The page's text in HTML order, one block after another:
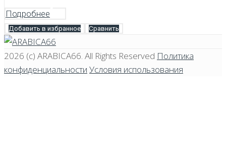
Подробнее
Добавить в избранное Сравнить
2026 (c) ARABICA66 . All Rights Reserved Политика
конфиденциальности Условия использования